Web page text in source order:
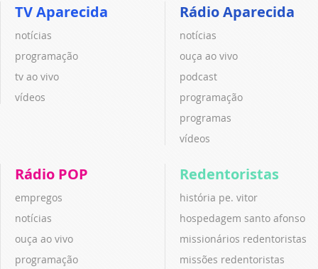
TV Aparecida
notícias
programação
tv ao vivo
vídeos
Rádio Aparecida
notícias
ouça ao vivo
podcast
programação
programas
vídeos
Rádio POP
empregos
notícias
ouça ao vivo
programação
Redentoristas
história pe. vitor
hospedagem santo afonso
missionários redentoristas
missões redentoristas